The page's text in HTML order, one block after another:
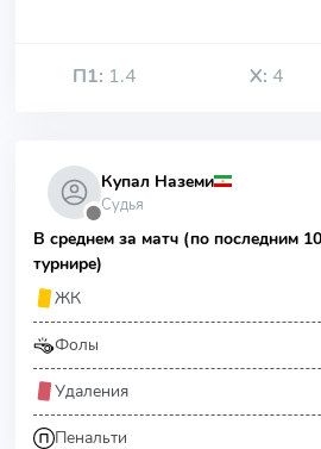
П1: 1.4 Х: 4
⬤
Купал Наземи
Судья
В среднем за матч (по последним
турнире)
ЖК
Фолы
Удаления
Пенальти